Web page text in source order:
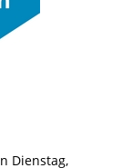
Dienstag,